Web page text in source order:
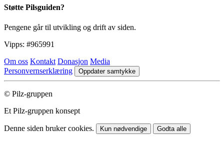
Støtte Pilsguiden?
Pengene går til utvikling og drift av siden.
Vipps: #965991
Om oss Kontakt Donasjon Media
Personvernserklæring
Oppdater samtykke
© Pilz-gruppen
Et Pilz-gruppen konsept
Denne siden bruker cookies. Kun nødvendige Godta alle